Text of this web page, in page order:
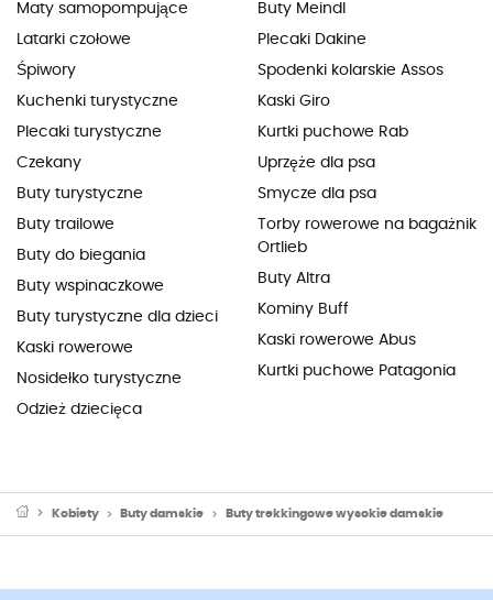
Maty samopompujące
Latarki czołowe
Śpiwory
Kuchenki turystyczne
Plecaki turystyczne
Czekany
Buty turystyczne
Buty trailowe
Buty do biegania
Buty wspinaczkowe
Buty turystyczne dla dzieci
Kaski rowerowe
Nosidełko turystyczne
Odzież dziecięca
Buty Meindl
Plecaki Dakine
Spodenki kolarskie Assos
Kaski Giro
Kurtki puchowe Rab
Uprzęże dla psa
Smycze dla psa
Torby rowerowe na bagażnik
Ortlieb
Buty Altra
Kominy Buff
Kaski rowerowe Abus
Kurtki puchowe Patagonia
Kobiety Buty damskie Buty trekkingowe wysokie damskie